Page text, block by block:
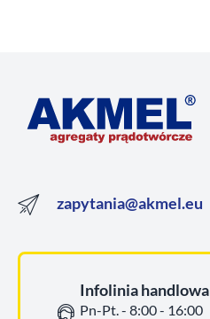
zapytania@akmel.eu
Infolinia handlowa
Pn-Pt. - 8:00 - 16:00